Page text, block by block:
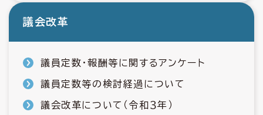
議会改革
議員定数・報酬等に関するアンケート
議員定数等の検討経過について
議会改革について（令和３年）